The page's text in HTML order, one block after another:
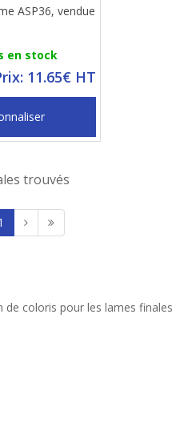
ASP36, vendue
en stock
11.65€ HT
trouvés
coloris pour les lames finales